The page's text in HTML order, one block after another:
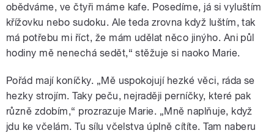
obědváme, ve čtyři máme kafe. Posedíme, já si vyluštím
křížovku nebo sudoku. Ale teda zrovna když luštím, tak
má potřebu mi říct, že mám udělat něco jinýho. Ani půl
hodiny mě nenechá sedět,“ stěžuje si naoko Marie.
Pořád mají koníčky. „Mě uspokojují hezké věci, ráda se
hezky strojím. Taky peču, nejraději perníčky, které pak
různě zdobím,“ prozrazuje Marie. „Mně naplňuje, když
jdu ke včelám. Tu sílu včelstva úplně cítíte. Tam naberu